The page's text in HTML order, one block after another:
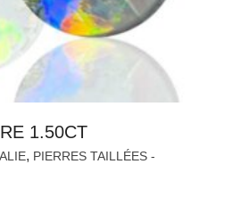
1.50CT
, PIERRES TAILLÉES -